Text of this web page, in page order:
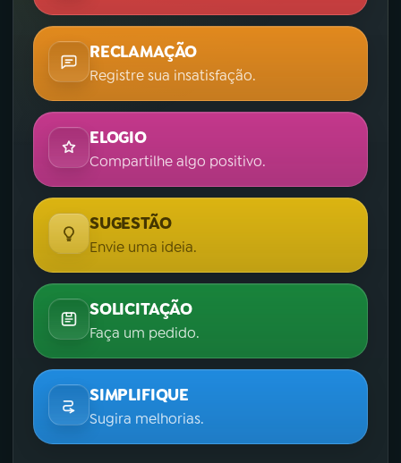
RECLAMAÇÃO
Registre sua insatisfação.
ELOGIO
Compartilhe algo positivo.
SUGESTÃO
Envie uma ideia.
SOLICITAÇÃO
Faça um pedido.
SIMPLIFIQUE
Sugira melhorias.